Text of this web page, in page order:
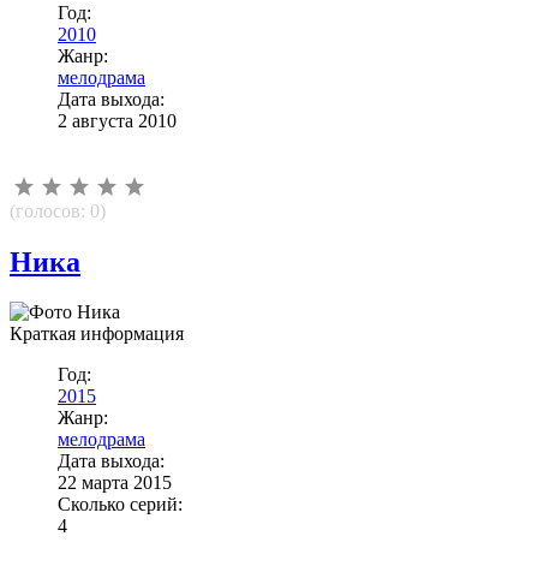
Год:
2010
Жанр:
мелодрама
Дата выхода:
2 августа 2010
(голосов: 0)
Ника
Краткая информация
Год:
2015
Жанр:
мелодрама
Дата выхода:
22 марта 2015
Сколько серий:
4